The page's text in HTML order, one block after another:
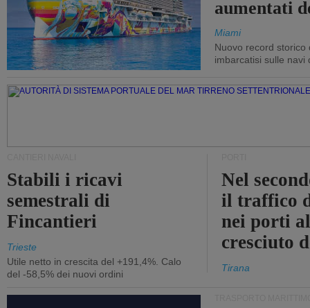
aumentati
Miami
Nuovo record storico
imbarcatisi sulle navi
Stabili i ricavi
semestrali di
Fincantieri
Trieste
Utile netto in crescita del +191,4%. Calo
del -58,5% dei nuovi ordini
Nel
il traffico
nei porti
cresciuto
Tirana